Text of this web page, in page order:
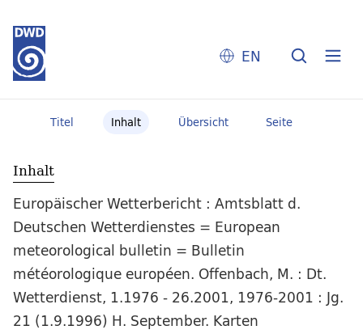
EN
Titel Inhalt Übersicht Seite
Inhalt
Europäischer Wetterbericht : Amtsblatt d.
Deutschen Wetterdienstes = European
meteorological bulletin = Bulletin
météorologique européen. Offenbach, M. : Dt.
Wetterdienst, 1.1976 - 26.2001, 1976-2001 : Jg.
21 (1.9.1996) H. September. Karten